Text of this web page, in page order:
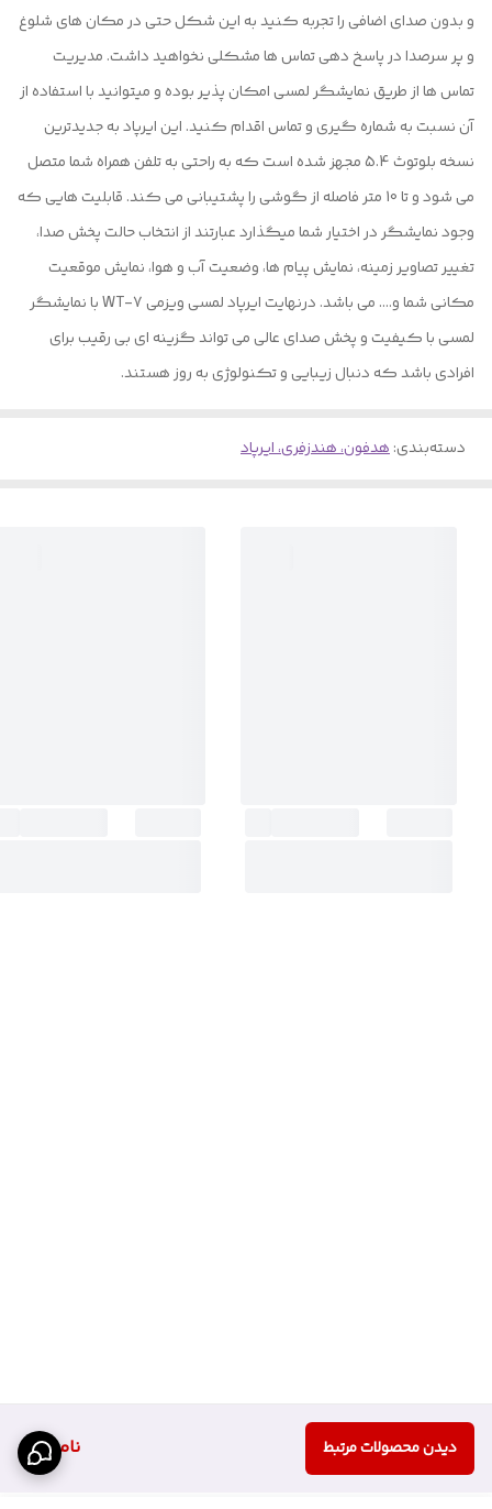
ناموجود دیدن محصولات مرتبط
و بدون صدای اضافی را تجربه کنید به این شکل حتی در مکان های شلوغ
و پر سرصدا در پاسخ دهی تماس ها مشکلی نخواهید داشت. مدیریت
تماس ها از طریق نمایشگر لمسی امکان پذیر بوده و میتوانید با استفاده از
آن نسبت به شماره گیری و تماس اقدام کنید. این ایرپاد به جدیدترین
نسخه بلوتوث 5.4 مجهز شده است که به راحتی به تلفن همراه شما متصل
می شود و تا 10 متر فاصله از گوشی را پشتیبانی می کند. قابلیت هایی که
وجود نمایشگر در اختیار شما میگذارد عبارتند از انتخاب حالت پخش صدا،
تغییر تصاویر زمینه، نمایش پیام ها، وضعیت آب و هوا، نمایش موقعیت
مکانی شما و…. می باشد. درنهایت ایرپاد لمسی ویزمی WT-7 با نمایشگر
لمسی با کیفیت و پخش صدای عالی می تواند گزینه ای بی رقیب برای
افرادی باشد که دنبال زیبایی و تکنولوژی به روز هستند.
دسته‌بندی:هدفون، هندزفری، ایرپاد